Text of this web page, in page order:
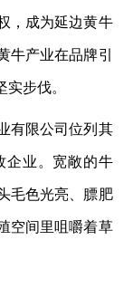
，成为延边黄牛
牛产业在品牌引
步伐。
有限公司位列其
企业。宽敞的牛
毛色光亮、膘肥
空间里咀嚼着草